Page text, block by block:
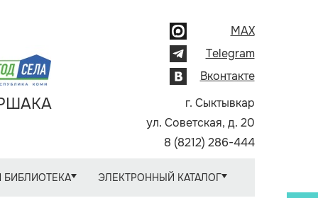
MAX
Telegram
Вконтакте
г. Сыктывкар
ул. Советская, д. 20
8 (8212) 286-444
БИБЛИОТЕКА ЭЛЕКТРОННЫЙ КАТАЛОГ